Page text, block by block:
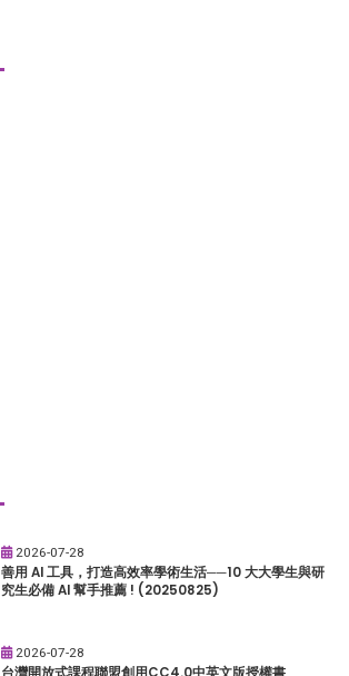
2026-07-28
善用 AI 工具，打造高效率學術生活──10 大大學生與研
究生必備 AI 幫手推薦 ! (20250825)
2026-07-28